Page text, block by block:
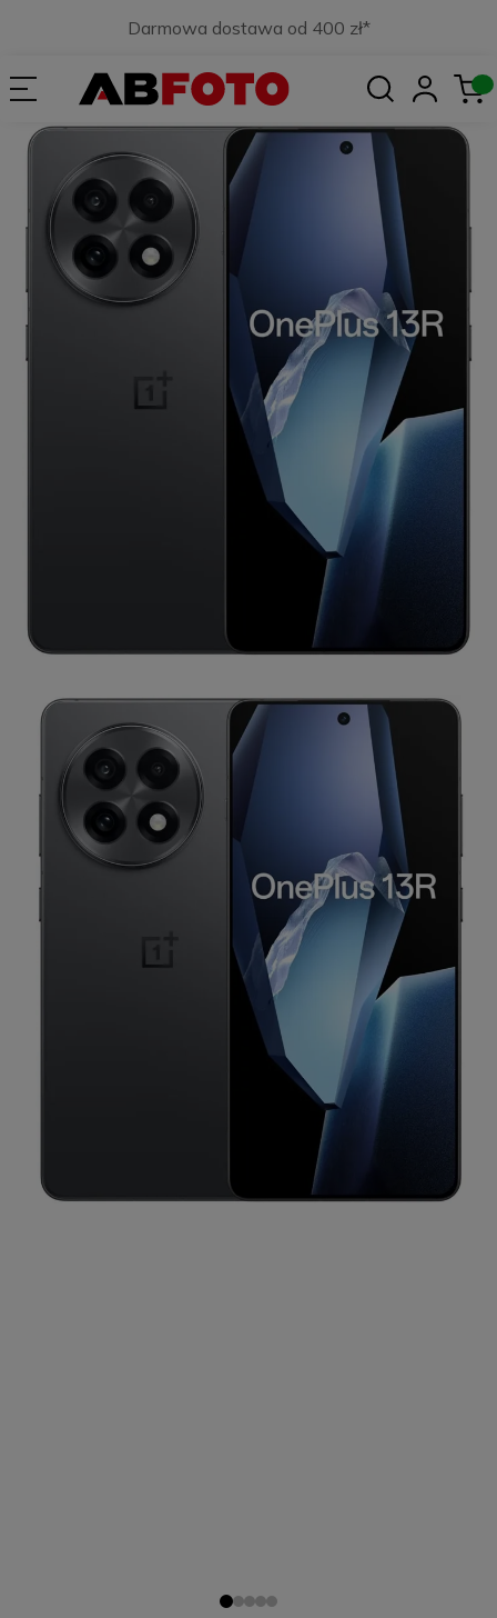
Darmowa dostawa od 400 zł*